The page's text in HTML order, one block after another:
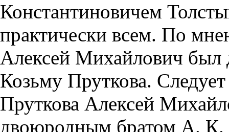
Константиновичем
практически всем. По
Алексей Михайлович был
Козьму Пруткова.
Пруткова Алексей
двоюродным братом А. К.